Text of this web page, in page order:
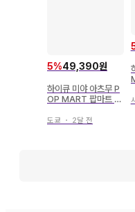
5%49,390원
하이큐 미야 아츠무 P
OP MART 팝마트 피
도쿄 ・ 2달 전